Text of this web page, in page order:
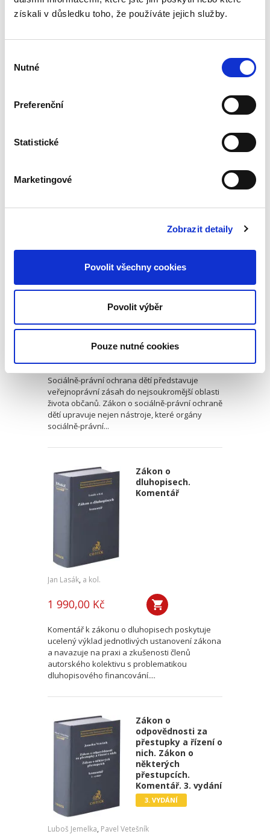
získali v důsledku toho, že používáte jejich služby.
souhlasu
Nutné
Preferenční
Statistické
Marketingové
Zobrazit detaily
Povolit všechny cookies
Povolit výběr
Pouze nutné cookies
2. VYDÁNÍ
1 590,00 Kč
zákonných ustanovení s důrazem na aktuální
provedenou v souvislosti s nabytím...
právní ochraně dětí.
Romana Rogalewiczová,Kateřina Cilečková,Zdeněk Kapitán ,
Sociálně-právní ochrana dětí představuje
veřejnoprávní zásah do nejsoukromější oblasti
života občanů. Zákon o sociálně-právní ochraně
dětí upravuje nejen nástroje, které orgány
sociálně-právní...
Zákon o
dluhopisech.
Komentář
Jan Lasák, a kol.
1 990,00 Kč
Komentář k zákonu o dluhopisech poskytuje
ucelený výklad jednotlivých ustanovení zákona
a navazuje na praxi a zkušenosti členů
autorského kolektivu s problematikou
dluhopisového financování....
Zákon o
odpovědnosti za
přestupky a řízení o
nich. Zákon o
některých
přestupcích.
Komentář. 3. vydání
3. VYDÁNÍ
Luboš Jemelka, Pavel Vetešník